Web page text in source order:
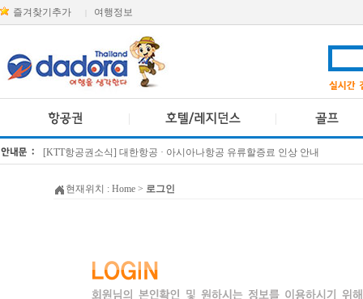
즐겨찾기추가 여행정보
[KTT항공권소식] 대한항공 · 아시아나항공 유류할증료 인상 안내
현재위치 :Home > 로그인